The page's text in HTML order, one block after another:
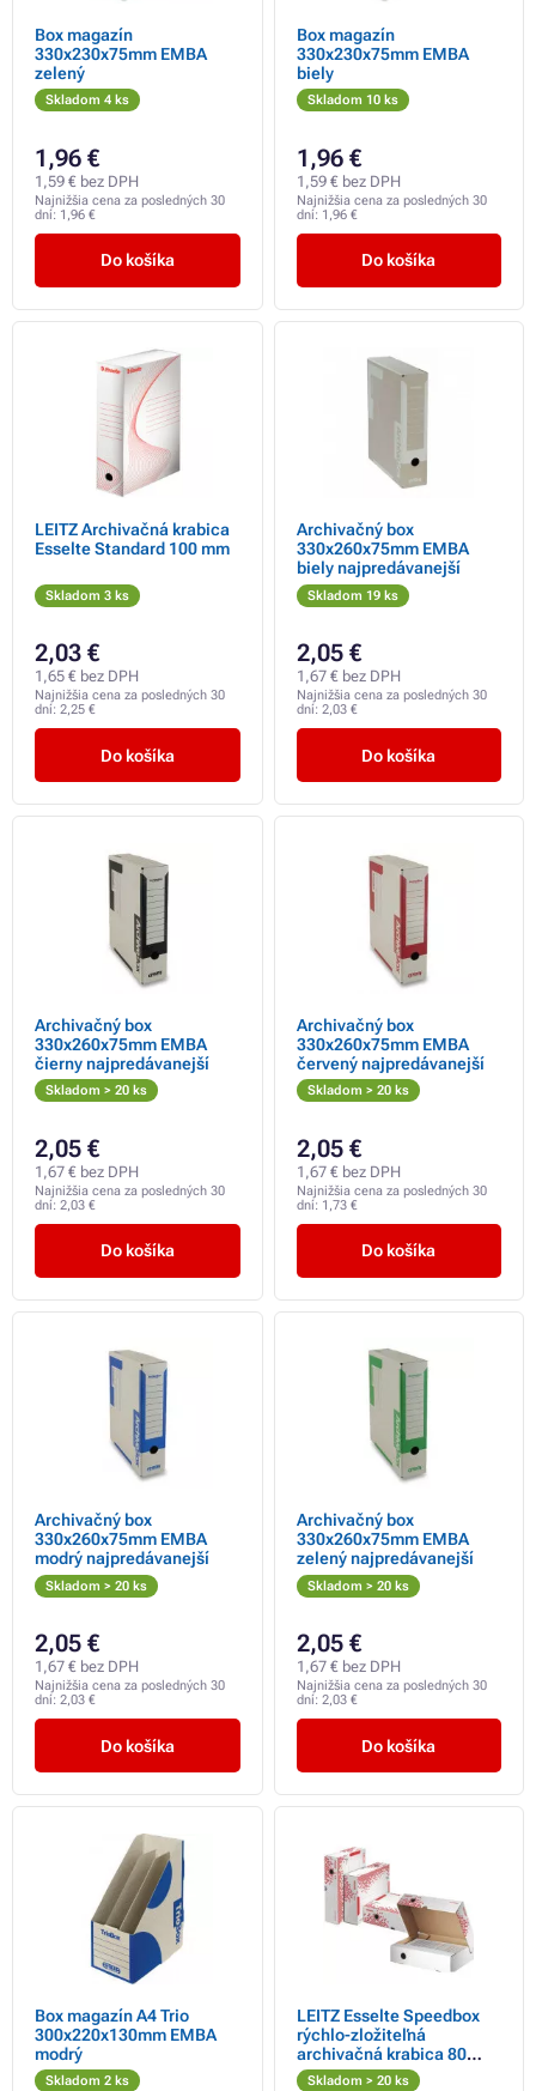
Box magazín
330x230x75mm EMBA
zelený
Skladom 4 ks
1,96 €
1,59 € bez DPH
Najnižšia cena za posledných 30
dní: 1,96 €
Do košíka
Box magazín
330x230x75mm EMBA
biely
Skladom 10 ks
1,96 €
1,59 € bez DPH
Najnižšia cena za posledných 30
dní: 1,96 €
Do košíka
LEITZ Archivačná krabica
Esselte Standard 100 mm
Skladom 3 ks
2,03 €
1,65 € bez DPH
Najnižšia cena za posledných 30
dní: 2,25 €
Do košíka
Archivačný box
330x260x75mm EMBA
biely najpredávanejší
Skladom 19 ks
2,05 €
1,67 € bez DPH
Najnižšia cena za posledných 30
dní: 2,03 €
Do košíka
Archivačný box
330x260x75mm EMBA
čierny najpredávanejší
Skladom > 20 ks
2,05 €
1,67 € bez DPH
Najnižšia cena za posledných 30
dní: 2,03 €
Do košíka
Archivačný box
330x260x75mm EMBA
červený najpredávanejší
Skladom > 20 ks
2,05 €
1,67 € bez DPH
Najnižšia cena za posledných 30
dní: 1,73 €
Do košíka
Archivačný box
330x260x75mm EMBA
modrý najpredávanejší
Skladom > 20 ks
2,05 €
1,67 € bez DPH
Najnižšia cena za posledných 30
dní: 2,03 €
Do košíka
Archivačný box
330x260x75mm EMBA
zelený najpredávanejší
Skladom > 20 ks
2,05 €
1,67 € bez DPH
Najnižšia cena za posledných 30
dní: 2,03 €
Do košíka
Box magazín A4 Trio
300x220x130mm EMBA
modrý
Skladom 2 ks
LEITZ Esselte Speedbox
rýchlo-zložiteľná
archivačná krabica 80
mm, biela-červená
Skladom > 20 ks